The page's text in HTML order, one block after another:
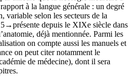
à la langue générale : un degré
variable selon les secteurs de la
depuis le XIXe siècle dans
déjà mentionnée. Parmi les
on compte aussi les manuels et
on peut citer notamment le
de médecine), dont il sera